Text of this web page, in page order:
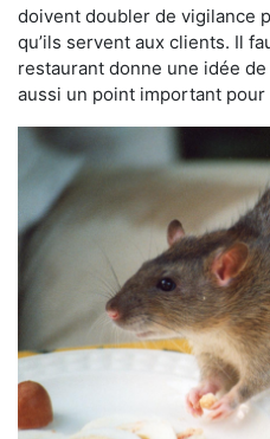
doivent doubler de vigilance
qu’ils servent aux clients. Il
restaurant donne une idée
aussi un point important